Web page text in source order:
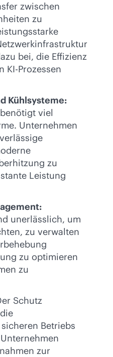
zwischen
zu
bei, die Effizienz
KI-Prozessen
Kühlsysteme:
viel
Unternehmen
zu
Leistung
unerlässlich, um
zu verwalten
zu optimieren
zu
Schutz
Betriebs
zur